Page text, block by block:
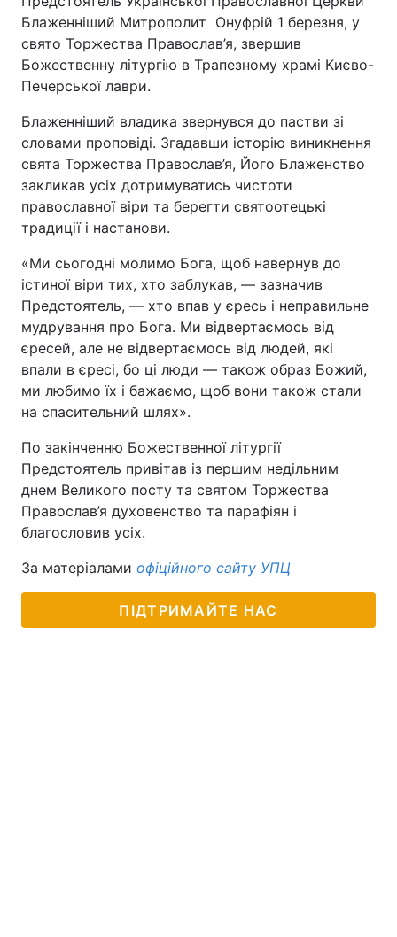
Блаженніший Митрополит Онуфрій 1 березня, у
свято Торжества Православ’я, звершив
Божественну літургію в Трапезному храмі Києво-
Печерської лаври.
Блаженніший владика звернувся до пастви зі
словами проповіді. Згадавши історію виникнення
свята Торжества Православ’я, Його Блаженство
закликав усіх дотримуватись чистоти
православної віри та берегти святоотецькі
традиції і настанови.
«Ми сьогодні молимо Бога, щоб навернув до
істиної віри тих, хто заблукав, — зазначив
Предстоятель, — хто впав у єресь і неправильне
мудрування про Бога. Ми відвертаємось від
єресей, але не відвертаємось від людей, які
впали в єресі, бо ці люди — також образ Божий,
ми любимо їх і бажаємо, щоб вони також стали
на спасительний шлях».
По закінченню Божественної літургії
Предстоятель привітав із першим недільним
днем Великого посту та святом Торжества
Православ’я духовенство та парафіян і
благословив усіх.
За матеріалами офіційного сайту УПЦ
ПІДТРИМАЙТЕ НАС